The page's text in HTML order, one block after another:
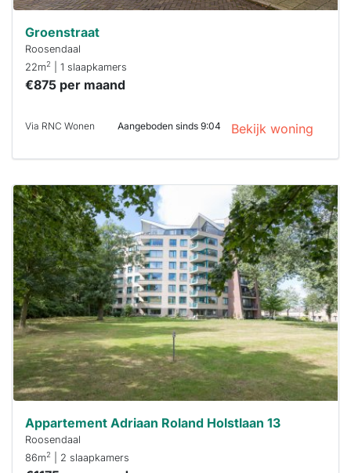
Groenstraat
Roosendaal
22m2 | 1 slaapkamers
€875 per maand
Via RNC Wonen Aangeboden sinds 9:04 Bekijk woning
Deze woning
is
waarschijnlijk
al verhuurd
Om kans te
maken moet je
binnen 15
minuten
reageren.
Stekkies helpt
je hierbij!
Appartement Adriaan Roland Holstlaan 13
Roosendaal
86m2 | 2 slaapkamers